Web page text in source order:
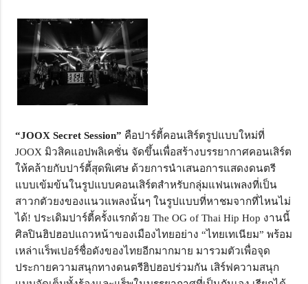
“JOOX Secret Session” คือปาร์ตี้คอนเสิร์ตรูปแบบใหม่ที่
JOOX มิวสิคแอปพลิเคชั่น จัดขึ้นเพื่อสร้างบรรยากาศคอนเสิร์ต
ให้คล้ายกับปาร์ตี้สุดพิเศษ ด้วยการนำเสนอการแสดงดนตรี
แบบเข้มข้นในรูปแบบคอนเสิร์ตสำหรับกลุ่มแฟนเพลงที่เป็น
สาวกตัวยงของแนวแพลงนั้นๆ ในรูปแบบที่หาชมจากที่ไหนไม่
ได้! ประเดิมปาร์ตี้ครั้งแรกด้วย The OG of Thai Hip Hop งานนี้
ศิลปินฮิปฮอปแถวหน้าของเมืองไทยอย่าง “ไทยเทเนียม” พร้อม
เหล่าแร็พเปอร์ชื่อดังของไทยอีกมากมาย มารวมตัวเพื่อจุด
ประกายความสนุกทางดนตรีฮิปฮอปร่วมกัน เสิร์ฟความสนุก